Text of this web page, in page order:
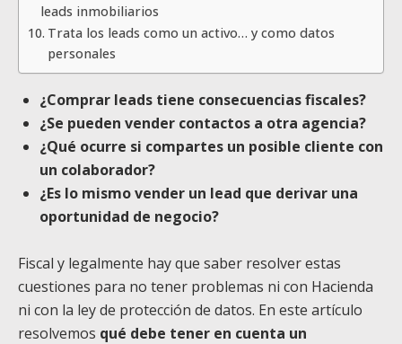
leads inmobiliarios
Trata los leads como un activo… y como datos
personales
¿Comprar leads tiene consecuencias fiscales?
¿Se pueden vender contactos a otra agencia?
¿Qué ocurre si compartes un posible cliente con
un colaborador?
¿Es lo mismo vender un lead que derivar una
oportunidad de negocio?
Fiscal y legalmente hay que saber resolver estas
cuestiones para no tener problemas ni con Hacienda
ni con la ley de protección de datos. En este artículo
resolvemos qué debe tener en cuenta un